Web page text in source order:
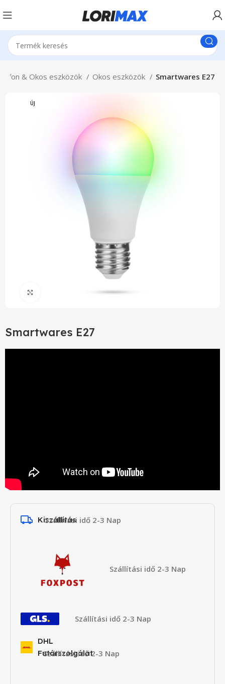
& Okos eszközök Okos eszközök Smartwares E27
ÚJ
Smartwares E27
Kiszállítás
Szállítási idő 2-3 Nap
Szállítási idő 2-3 Nap
Szállítási idő 2-3 Nap
DHL
Futárszolgálat
Szállítási idő 2-3 Nap